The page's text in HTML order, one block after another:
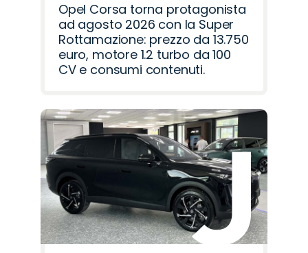
Opel Corsa torna protagonista
ad agosto 2026 con la Super
Rottamazione: prezzo da 13.750
euro, motore 1.2 turbo da 100
CV e consumi contenuti.